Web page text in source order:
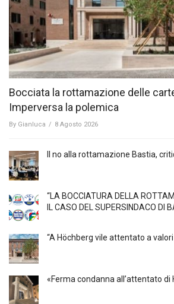
Bocciata la rottamazione delle
Imperversa la polemica
By Gianluca / 8 Agosto 2026
Il no alla rottamazione Bastia,
“LA BOCCIATURA DELLA
IL CASO DEL SUPERSINDACO DI
“A Höchberg vile attentato a
«Ferma condanna all’attentato di